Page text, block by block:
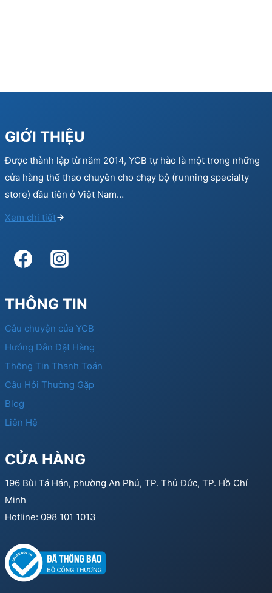
GIỚI THIỆU
Được thành lập từ năm 2014, YCB tự hào là một trong những
cửa hàng thể thao chuyên cho chạy bộ (running specialty
store) đầu tiên ở Việt Nam…
Xem chi tiết
THÔNG TIN
Câu chuyện của YCB
Hướng Dẫn Đặt Hàng
Thông Tin Thanh Toán
Câu Hỏi Thường Gặp
Blog
Liên Hệ
CỬA HÀNG
196 Bùi Tá Hán, phường An Phú, TP. Thủ Đức, TP. Hồ Chí
Minh
Hotline: 098 101 1013